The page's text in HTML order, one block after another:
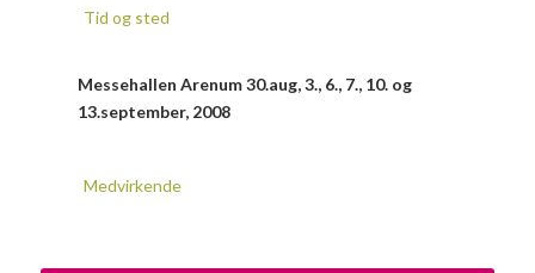
Tid og sted
Messehallen Arenum 30.aug, 3., 6., 7., 10. og
13.september, 2008
Medvirkende